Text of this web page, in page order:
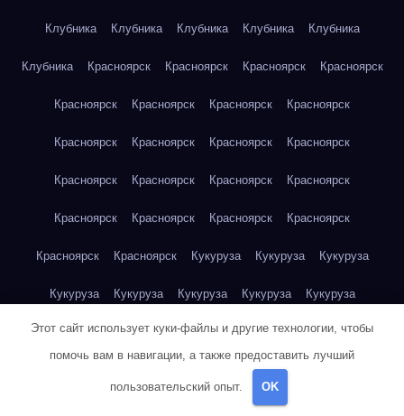
Клубника Клубника Клубника Клубника Клубника
Клубника Красноярск Красноярск Красноярск Красноярск
Красноярск Красноярск Красноярск Красноярск
Красноярск Красноярск Красноярск Красноярск
Красноярск Красноярск Красноярск Красноярск
Красноярск Красноярск Красноярск Красноярск
Красноярск Красноярск Кукуруза Кукуруза Кукуруза
Кукуруза Кукуруза Кукуруза Кукуруза Кукуруза
Кукуруза Кукуруза Кукуруза Кукуруза Кукуруза
Куриная грудка
Куриная грудка
Этот сайт использует куки-файлы и другие технологии, чтобы
помочь вам в навигации, а также предоставить лучший
пользовательский опыт. OK